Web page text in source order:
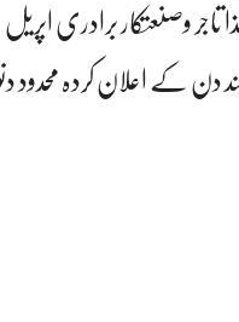
دن کے اعلان کردہ محدود